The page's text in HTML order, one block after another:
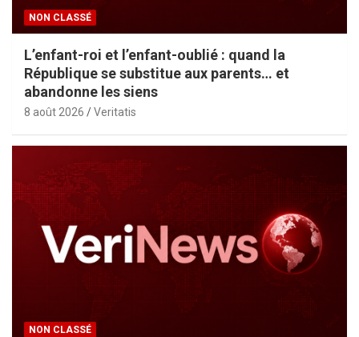
NON CLASSÉ
L’enfant-roi et l’enfant-oublié : quand la
République se substitue aux parents… et
abandonne les siens
8 août 2026 Veritatis
NON CLASSÉ